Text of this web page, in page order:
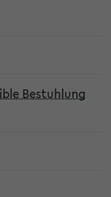
Bestuhlung